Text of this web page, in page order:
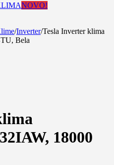
NOVO!
/Inverter/Tesla Inverter klima
Bela
18000